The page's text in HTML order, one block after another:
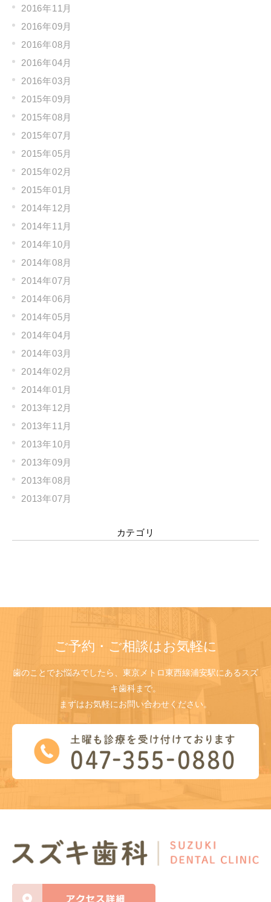
2016年11月
2016年09月
2016年08月
2016年04月
2016年03月
2015年09月
2015年08月
2015年07月
2015年05月
2015年02月
2015年01月
2014年12月
2014年11月
2014年10月
2014年08月
2014年07月
2014年06月
2014年05月
2014年04月
2014年03月
2014年02月
2014年01月
2013年12月
2013年11月
2013年10月
2013年09月
2013年08月
2013年07月
カテゴリ
ご予約・ご相談はお気軽に
歯のことでお悩みでしたら、東京メトロ東西線浦安駅にあるスズ
キ歯科まで。
まずはお気軽にお問い合わせください。